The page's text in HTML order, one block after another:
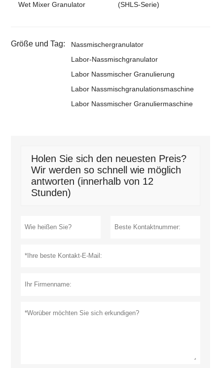
Wet Mixer Granulator
(SHLS-Serie)
Größe und Tag:
Nassmischergranulator
Labor-Nassmischgranulator
Labor Nassmischer Granulierung
Labor Nassmischgranulationsmaschine
Labor Nassmischer Granuliermaschine
Holen Sie sich den neuesten Preis?
Wir werden so schnell wie möglich
antworten (innerhalb von 12
Stunden)